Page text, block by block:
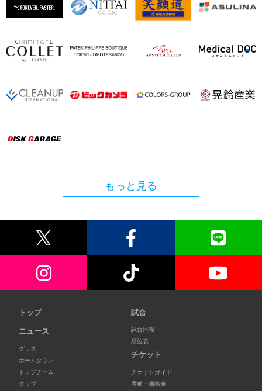
もっと見る
トップ
ニュース
グッズ
ホームタウン
トップチーム
クラブ
試合
試合日程
順位表
チケット
チケットガイド
席種・価格表